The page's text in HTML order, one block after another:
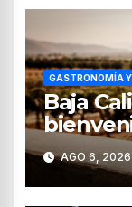
GASTRONOMÍA
Baja
AGO 6, 2026